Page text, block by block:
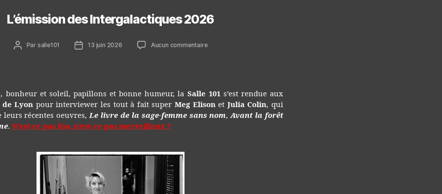
L’émission des Intergalactiques 2026
Auteur
Par salle101
Date13 juin 2026 Aucun commentairesur
bonheur et soleil, papillons et bonne humeur, la Salle 101s’est rendue aux
Lyon pour interviewer les tout à fait superMeg Elisonet Julia Colin, qui
leurs récentes oeuvres,Le livre de la sage-femme sans nom,Avant la forêt
. N’est-ce pas fou, n’est-ce pas merveilleux ?